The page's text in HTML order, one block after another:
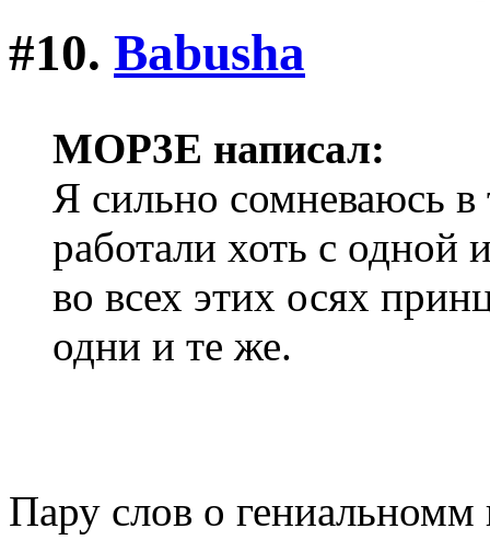
#10. Babusha
MOP3E написал:
Я сильно сомневаюсь
работали хоть с одной
во всех этих осях
одни и те же.
Пару слов о